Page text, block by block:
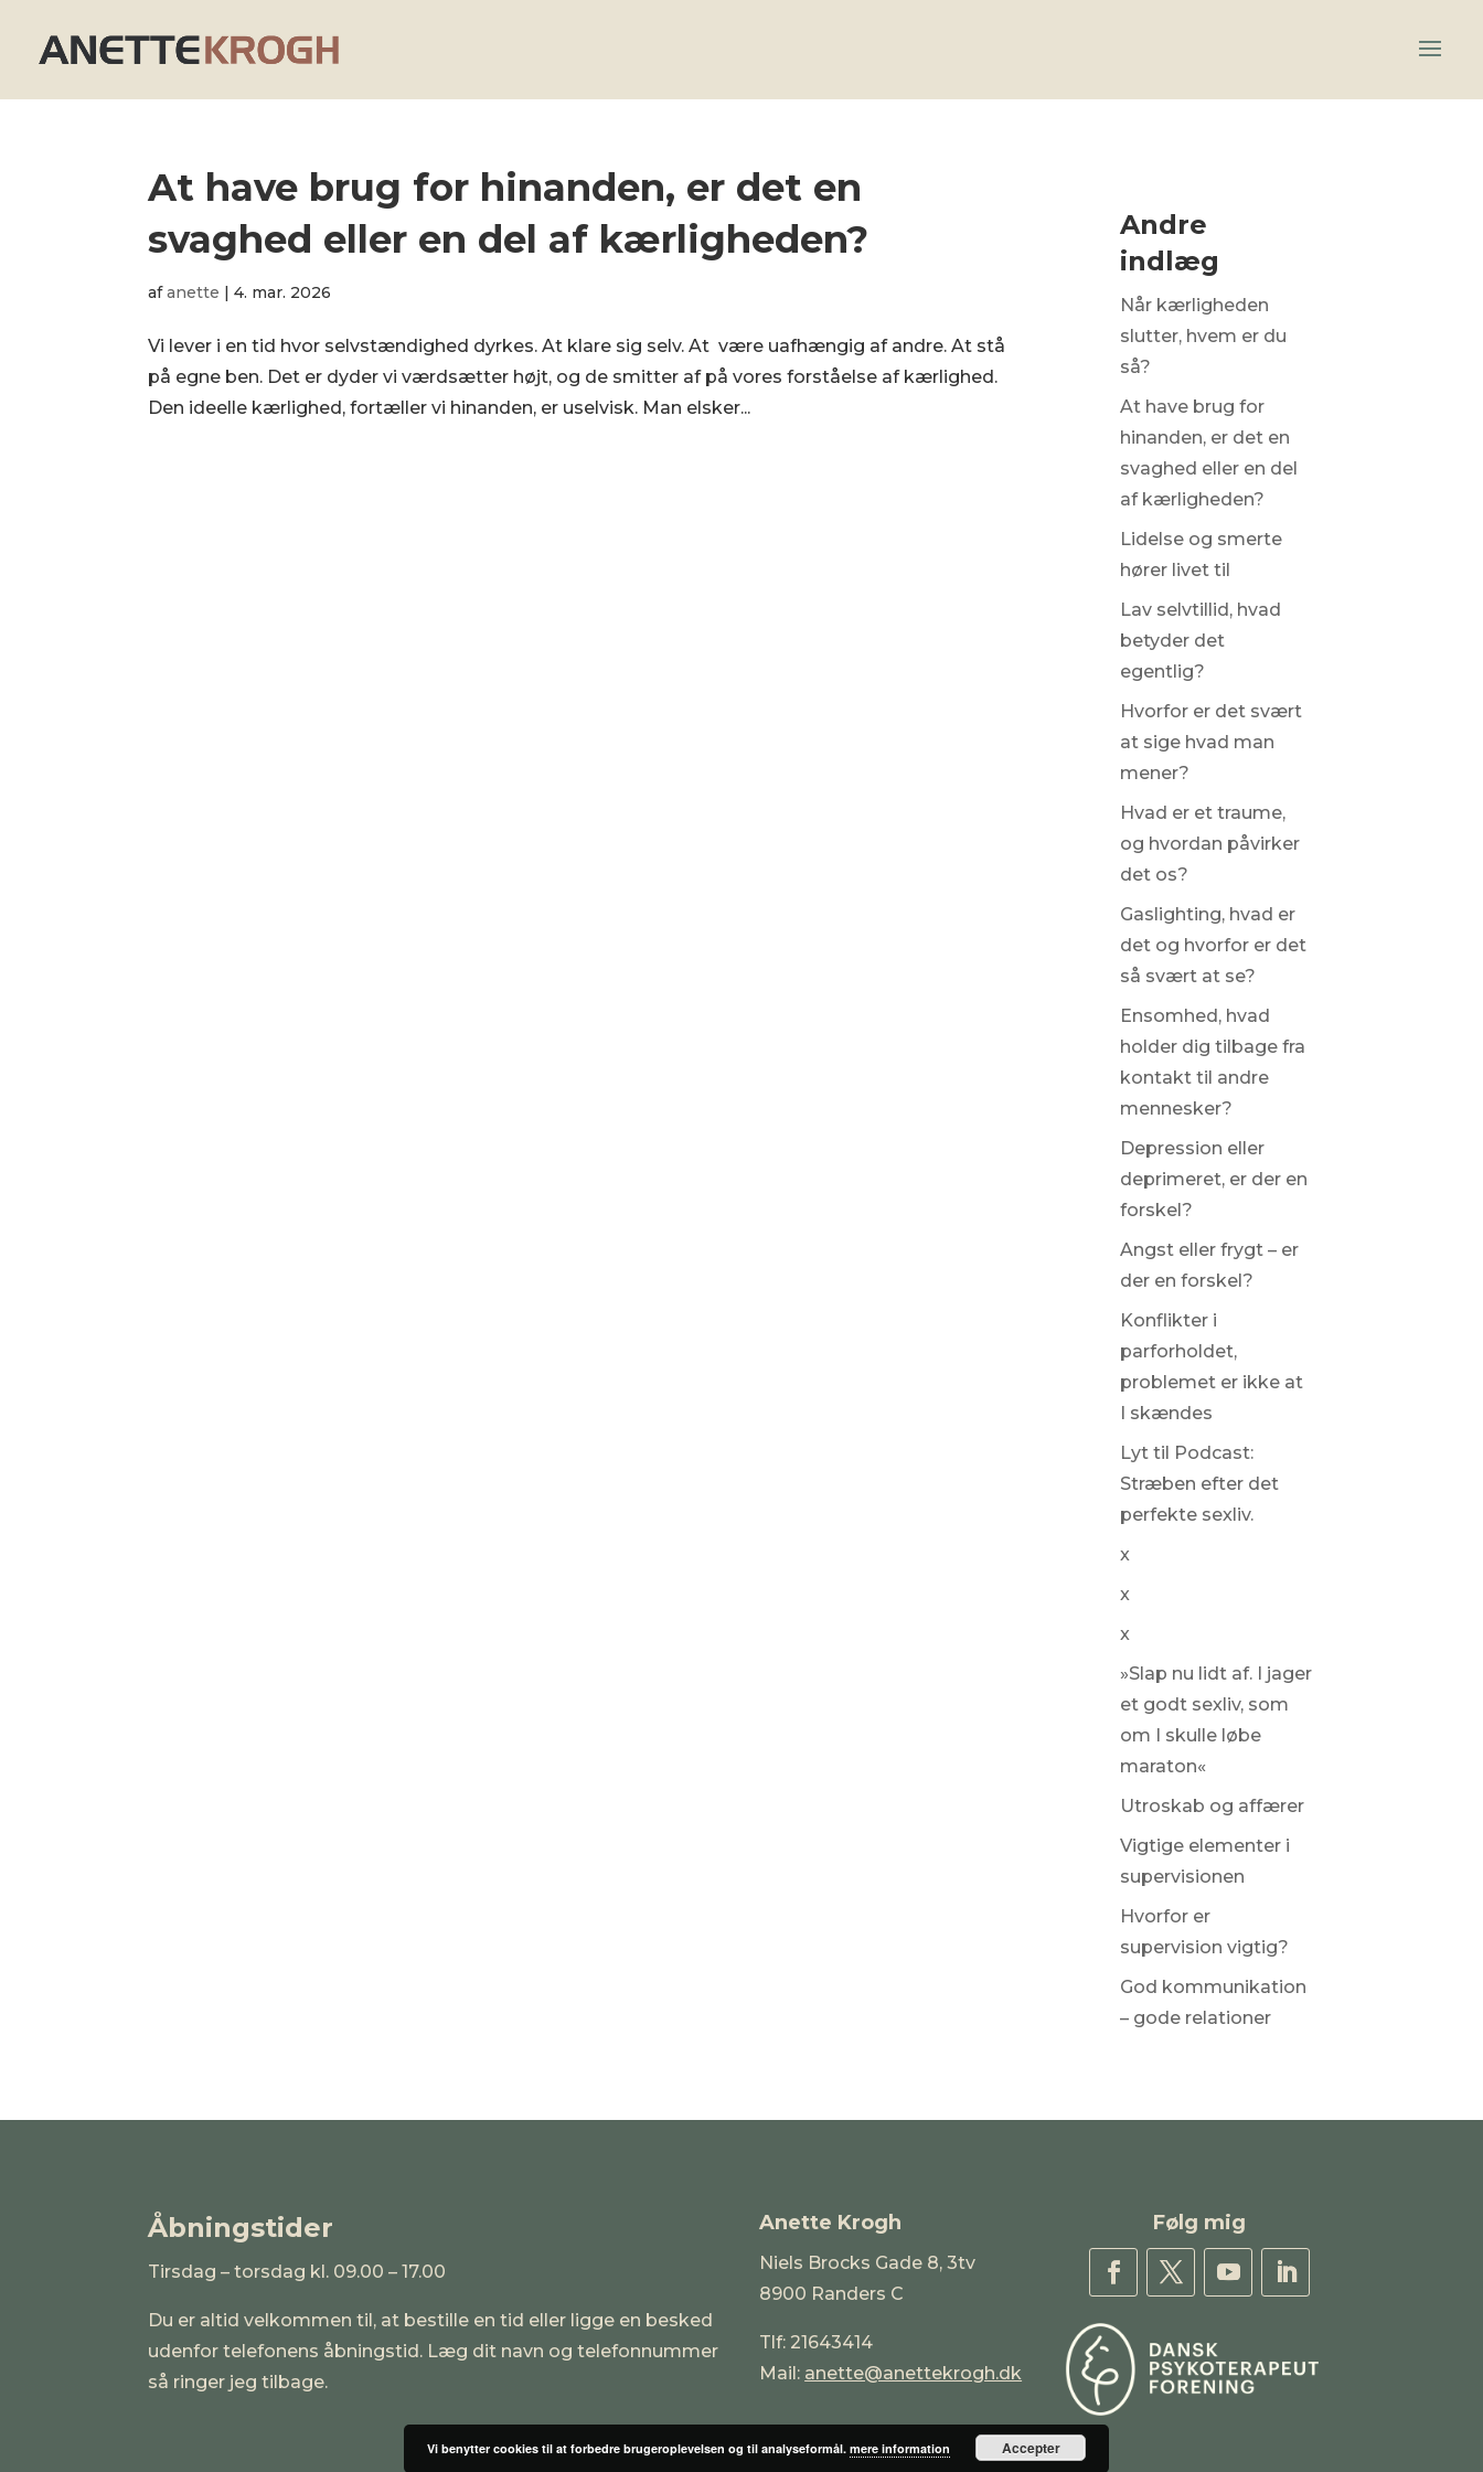
At have brug for hinanden, er det en
svaghed eller en del af kærligheden?
afanette |4. mar. 2026
Vi lever i en tid hvor selvstændighed dyrkes. At klare sig selv. At være uafhængig af andre. At stå
på egne ben. Det er dyder vi værdsætter højt, og de smitter af på vores forståelse af kærlighed.
Den ideelle kærlighed, fortæller vi hinanden, er uselvisk. Man elsker...
Andre
indlæg
Når kærligheden
slutter, hvem er du
så?
At have brug for
hinanden, er det en
svaghed eller en del
af kærligheden?
Lidelse og smerte
hører livet til
Lav selvtillid, hvad
betyder det
egentlig?
Hvorfor er det svært
at sige hvad man
mener?
Hvad er et traume,
og hvordan påvirker
det os?
Gaslighting, hvad er
det og hvorfor er det
så svært at se?
Ensomhed, hvad
holder dig tilbage fra
kontakt til andre
mennesker?
Depression eller
deprimeret, er der en
forskel?
Angst eller frygt – er
der en forskel?
Konflikter i
parforholdet,
problemet er ikke at
I skændes
Lyt til Podcast:
Stræben efter det
perfekte sexliv.
x
x
x
»Slap nu lidt af. I jager
et godt sexliv, som
om I skulle løbe
maraton«
Utroskab og affærer
Vigtige elementer i
supervisionen
Hvorfor er
supervision vigtig?
God kommunikation
– gode relationer
Åbningstider
Tirsdag – torsdag kl. 09.00 – 17.00
Du er altid velkommen til, at bestille en tid eller ligge en besked
udenfor telefonens åbningstid. Læg dit navn og telefonnummer
så ringer jeg tilbage.
Anette Krogh
Niels Brocks Gade 8, 3tv
8900 Randers C
Tlf: 21643414
Mail: anette@anettekrogh.dk
Følg mig
Vi benytter cookies til at forbedre brugeroplevelsen og til analyseformål. mere information Accepter